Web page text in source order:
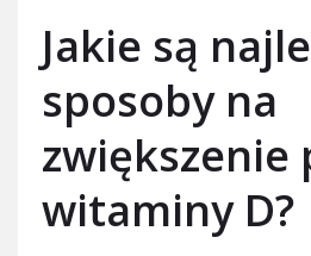
Jakie są
sposoby na
zwiększenie
witaminy D?